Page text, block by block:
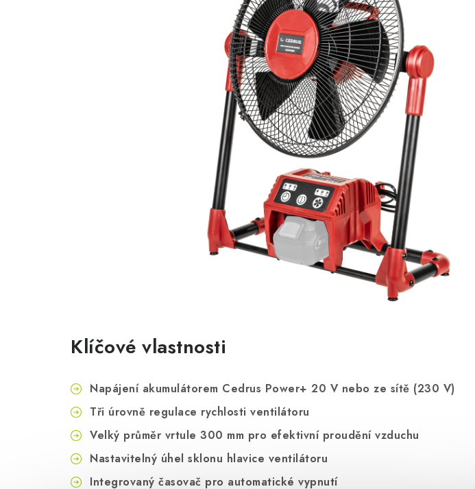
Klíčové vlastnosti
Napájení akumulátorem Cedrus Power+ 20 V nebo ze sítě (230 V)
Tři úrovně regulace rychlosti ventilátoru
Velký průměr vrtule 300 mm pro efektivní proudění vzduchu
Nastavitelný úhel sklonu hlavice ventilátoru
Integrovaný časovač pro automatické vypnutí